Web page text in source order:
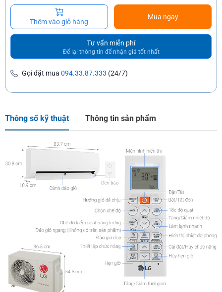
Thêm vào giỏ hàng
Mua ngay
Tư vấn miễn phí
Để lại thông tin để nhận giá tốt nhất
Gọi đặt mua 094.33.87.333 (24/7)
Thông số kỹ thuật Thông tin sản phẩm